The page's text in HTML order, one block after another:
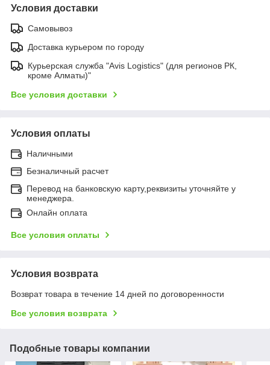
Условия доставки
Самовывоз
Доставка курьером по городу
Курьерская служба "Avis Logistics" (для регионов РК,
кроме Алматы)"
Все условия доставки
Условия оплаты
Наличными
Безналичный расчет
Перевод на банковскую карту,реквизиты уточняйте у
менеджера.
Онлайн оплата
Все условия оплаты
Условия возврата
Возврат товара в течение 14 дней по договоренности
Все условия возврата
Подобные товары компании